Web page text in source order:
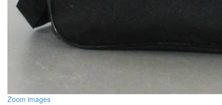
Zoom images